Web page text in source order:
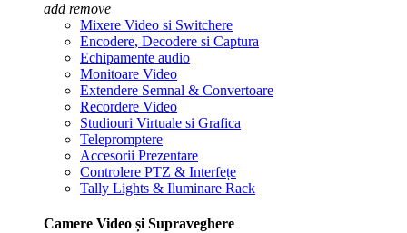
add remove
Mixere Video si Switchere
Encodere, Decodere si Captura
Echipamente audio
Monitoare Video
Extendere Semnal & Convertoare
Recordere Video
Studiouri Virtuale si Grafica
Telepromptere
Accesorii Prezentare
Controlere PTZ & Interfețe
Tally Lights & Iluminare Rack
Camere Video și Supraveghere